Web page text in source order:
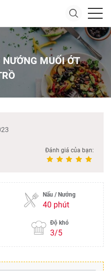
MUỐI ỚT
Đánh giá của bạn:
Nấu / Nướng
40 phút
Độ khó
3/5